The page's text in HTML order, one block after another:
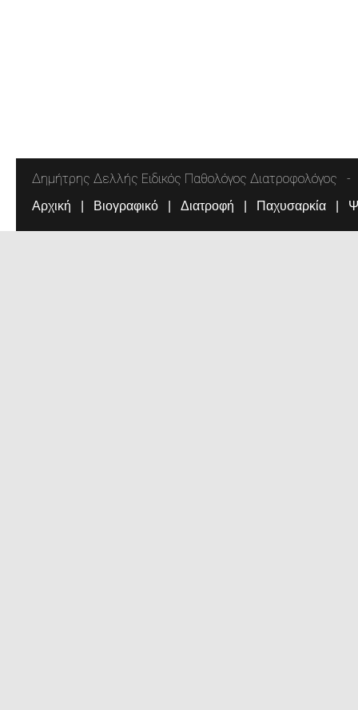
Δημήτρης Δελλής Ειδικός Παθολόγος Διατροφολόγος
Αρχική Βιογραφικό Διατροφή Παχυσαρκία